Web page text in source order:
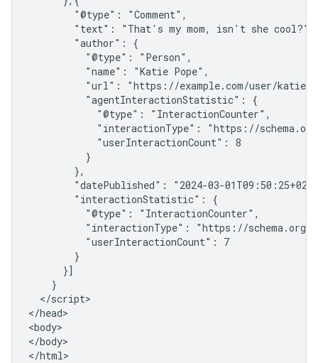
        "@type": "Comment",
        "text": "That's my mom, isn't she cool?",
        "author": {
          "@type": "Person",
          "name": "Katie Pope",
"url": "https://example.com/user/katie-
          "agentInteractionStatistic": {
            "@type": "InteractionCounter",
"interactionType": "https://
            "userInteractionCount": 8
          }
        },
"datePublished": "2024-03-
        "interactionStatistic": {
          "@type": "InteractionCounter",
"interactionType": "https://schema.org/
          "userInteractionCount": 7
        }
      }]
    }
  </script>
</head>
<body>
</body>
</html>